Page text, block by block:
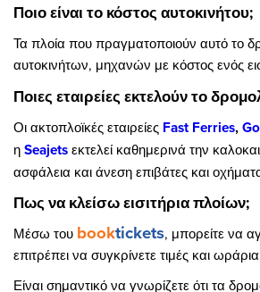
Ποιο είναι το κόστος αυτοκινήτου;
Τα πλοία που πραγματοποιούν αυτό το
αυτοκινήτων, μηχανών με κόστος ενός
Ποιες εταιρείες εκτελούν το
Οι ακτοπλοϊκές εταιρείες Fast Ferries,
ηSeajetsεκτελεί καθημερινά την
ασφάλεια και άνεση επιβάτες και
Πως να κλείσω εισιτήρια πλοίων;
Μέσω του booktickets, μπορείτε να
επιτρέπει να συγκρίνετε τιμές και
Είναι σημαντικό να γνωρίζετε ότι τα